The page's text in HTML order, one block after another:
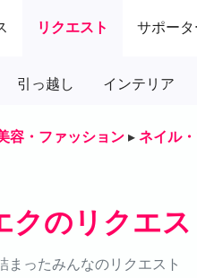
リクエスト サポータ
引っ越し インテリア
容・ファッション ▸ ネイル
クのリクエス
まったみんなのリクエスト